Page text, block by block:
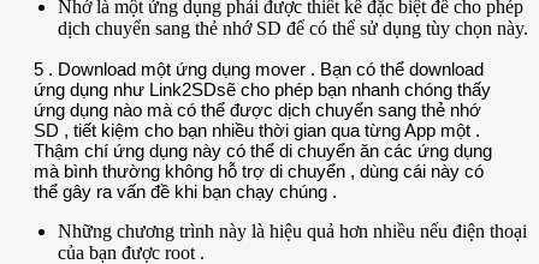
Nhớ là một ứng dụng phải được thiết kế đặc biệt để cho phép
dịch chuyển sang thẻ nhớ SD để có thể sử dụng tùy chọn này.
5 . Download một ứng dụng mover . Bạn có thể download
ứng dụng như Link2SDsẽ cho phép bạn nhanh chóng thấy
ứng dụng nào mà có thể được dịch chuyển sang thẻ nhớ
SD , tiết kiệm cho bạn nhiều thời gian qua từng App một .
Thậm chí ứng dụng này có thể di chuyển ăn các ứng dụng
mà bình thường không hỗ trợ di chuyển , dùng cái này có
thể gây ra vấn đề khi bạn chạy chúng .
Những chương trình này là hiệu quả hơn nhiều nếu điện thoại
của bạn được root .